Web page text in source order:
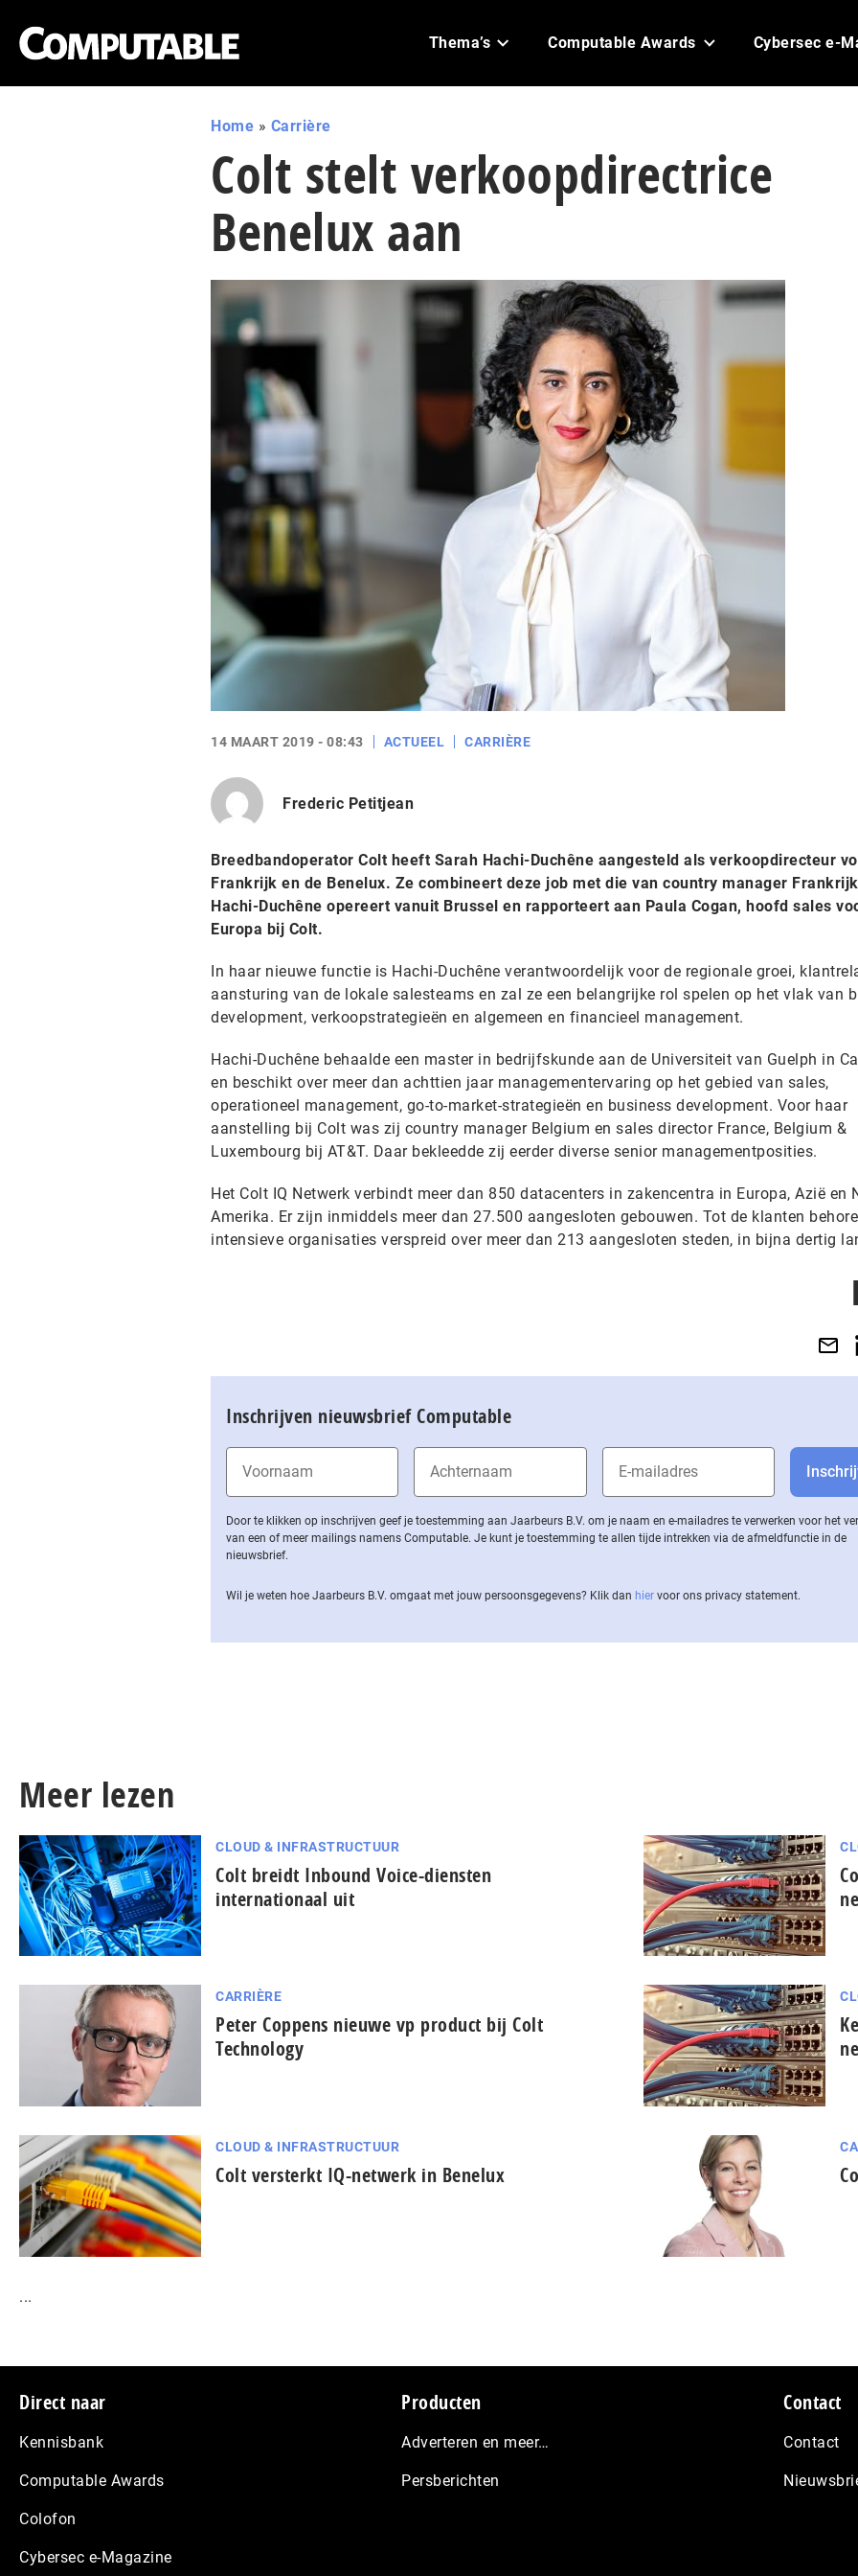
Thema’s Computable Awards Cybersec e-
Home » Carrière
Colt stelt verkoopdirectrice
Benelux aan
14 MAART 2019 - 08:43 ACTUEEL CARRIÈRE
Frederic Petitjean
Breedbandoperator Colt heeft Sarah Hachi-Duchêne aangesteld als verkoopdirecteur
Frankrijk en de Benelux. Ze combineert deze job met die van country manager
Hachi-Duchêne opereert vanuit Brussel en rapporteert aan Paula Cogan, hoofd sales
Europa bij Colt.
In haar nieuwe functie is Hachi-Duchêne verantwoordelijk voor de regionale groei,
aansturing van de lokale salesteams en zal ze een belangrijke rol spelen op het vlak van
development, verkoopstrategieën en algemeen en financieel management.
Hachi-Duchêne behaalde een master in bedrijfskunde aan de Universiteit van Guelph in
en beschikt over meer dan achttien jaar managementervaring op het gebied van sales,
operationeel management, go-to-market-strategieën en business development. Voor haar
aanstelling bij Colt was zij country manager Belgium en sales director France, Belgium &
Luxembourg bij AT&T. Daar bekleedde zij eerder diverse senior managementposities.
Het Colt IQ Netwerk verbindt meer dan 850 datacenters in zakencentra in Europa, Azië en
Amerika. Er zijn inmiddels meer dan 27.500 aangesloten gebouwen. Tot de klanten
intensieve organisaties verspreid over meer dan 213 aangesloten steden, in bijna dertig
Inschrijven nieuwsbrief Computable
Door te klikken op inschrijven geef je toestemming aan Jaarbeurs B.V. om je naam en e-mailadres te verwerken voor het
van een of meer mailings namens Computable. Je kunt je toestemming te allen tijde intrekken via de af­meld­func­tie in de
nieuwsbrief.
Wil je weten hoe Jaarbeurs B.V. omgaat met jouw per­soons­ge­ge­vens? Klik dan hier voor ons privacy statement.
Meer lezen
CLOUD & INFRASTRUCTUUR
Colt breidt Inbound Voice-diensten
internationaal uit
CARRIÈRE
Peter Coppens nieuwe vp product bij Colt
Technology
CLOUD & INFRASTRUCTUUR
Colt versterkt IQ-netwerk in Benelux
...
Footer
Direct naar
Kennisbank
Computable Awards
Colofon
Cybersec e-Magazine
Producten
Adverteren en meer…
Persberichten
Contact
Contact